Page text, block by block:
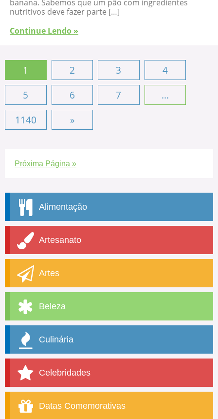
banana. Sabemos que um pão com ingredientes
nutritivos deve fazer parte […]
Continue Lendo »
1 2 3
4
5
6 7
...
1140
»
Próxima Página »
Alimentação
Artesanato
Artes
Beleza
Culinária
Celebridades
Datas Comemorativas